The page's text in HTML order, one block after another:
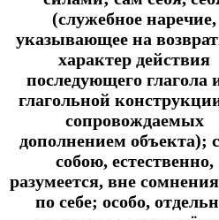
(служебное наречие,
указывающее на
характер действия
последующего глагола
глагольной
сопровождаемых
дополнением объекта);
собою, естественно,
разумеется, вне
по себе; особо,